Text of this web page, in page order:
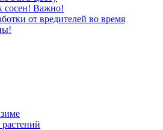
сосен! Важно!
от вредителей во время